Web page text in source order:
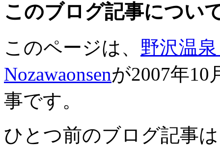
このブログ記事につい
このページは、 野沢温
Nozawaonsenが2007年10
事です。
ひとつ前のブログ記事